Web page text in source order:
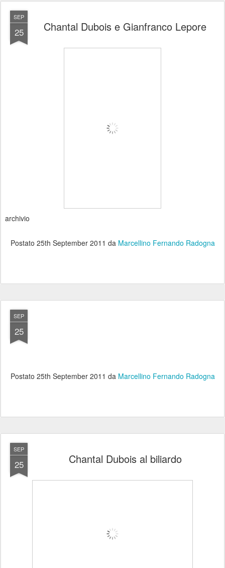
SEP
25 Chantal Dubois e Gianfranco Lepore
archivio
Postato 25th September 2011 da Marcellino Fernando Radogna
SEP
25
Postato 25th September 2011 da Marcellino Fernando Radogna
SEP
25 Chantal Dubois al biliardo